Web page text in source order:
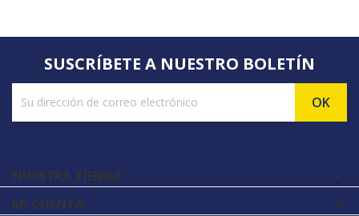
SUSCRÍBETE A NUESTRO BOLETÍN
NUESTRA TIENDA 
MI CUENTA 